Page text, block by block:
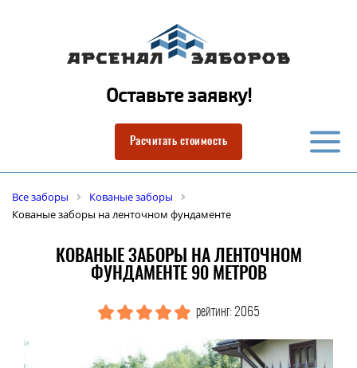
Оставьте заявку!
Расчитать стоимость
Все заборы
Кованые заборы
Кованые заборы на ленточном фундаменте
КОВАНЫЕ ЗАБОРЫ НА ЛЕНТОЧНОМ
ФУНДАМЕНТЕ 90 МЕТРОВ
рейтинг: 2065